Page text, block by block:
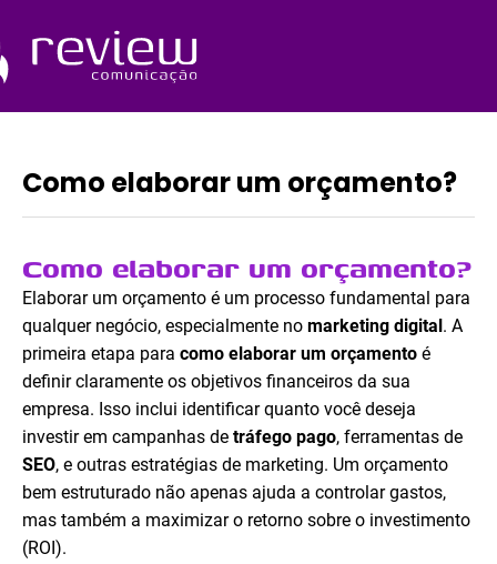
o
conteúdo
Como elaborar um orçamento?
Como elaborar um orçamento?
Elaborar um orçamento é um processo fundamental para
qualquer negócio, especialmente no marketing digital . A
primeira etapa para como elaborar um orçamento é
definir claramente os objetivos financeiros da sua
empresa. Isso inclui identificar quanto você deseja
investir em campanhas de tráfego pago, ferramentas de
SEO, e outras estratégias de marketing. Um orçamento
bem estruturado não apenas ajuda a controlar gastos,
mas também a maximizar o retorno sobre o investimento
(ROI).